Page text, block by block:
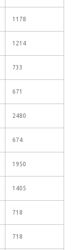
1178
1214
733
671
2480
674
1950
1405
718
718